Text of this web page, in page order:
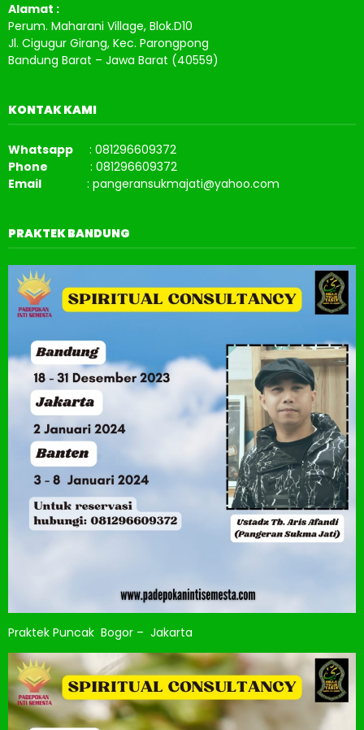
Alamat :
Perum. Maharani Village, Blok.D10
Jl. Cigugur Girang, Kec. Parongpong
Bandung Barat – Jawa Barat (40559)
KONTAK KAMI
Whatsapp : 081296609372
Phone : 081296609372
Email : pangeransukmajati@yahoo.com
PRAKTEK BANDUNG
Praktek Puncak Bogor – Jakarta